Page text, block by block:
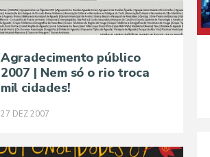
Agradecimento público
2007 | Nem só o rio troca
mil cidades!
27 DEZ 2007